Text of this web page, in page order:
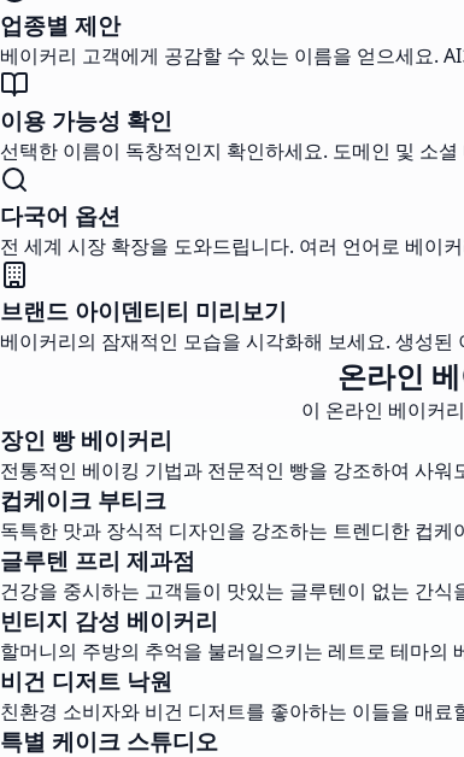
업종별 제안
베이커리 고객에게 공감할 수 있는 이름을 얻으세요.
이용 가능성 확인
선택한 이름이 독창적인지 확인하세요. 도메인 및 소
다국어 옵션
전 세계 시장 확장을 도와드립니다. 여러 언어로 베이
브랜드 아이덴티티 미리보기
베이커리의 잠재적인 모습을 시각화해 보세요. 생성
온라인
이 온라인 베이커
장인 빵 베이커리
전통적인 베이킹 기법과 전문적인 빵을 강조하여 사
컵케이크 부티크
독특한 맛과 장식적 디자인을 강조하는 트렌디한 컵
글루텐 프리 제과점
건강을 중시하는 고객들이 맛있는 글루텐이 없는 간
빈티지 감성 베이커리
할머니의 주방의 추억을 불러일으키는 레트로 테마의
비건 디저트 낙원
친환경 소비자와 비건 디저트를 좋아하는 이들을 매
특별 케이크 스튜디오